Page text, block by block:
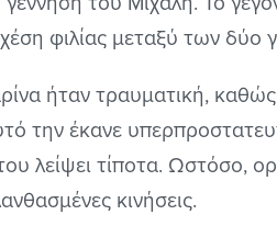
φιλίας μεταξύ των δύο
ήταν τραυματική,
την έκανε
λείψει τίποτα. Ωστόσο,
κινήσεις.